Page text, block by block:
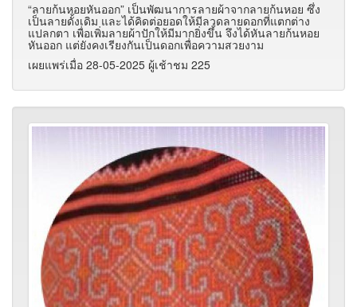
“ลายก้นหอยหันออก” เป็นพัฒนาการลายผ้าจากลายก้นหอย ซึ่ง
เป็นลายดั้งเดิม และได้คิดต่อยอดให้มีลวดลายดอกที่แตกต่าง
แปลกตา เพื่อเพิ่มลายผ้าปักให้มีมากยิ่งขึ้น จึงได้หันลายก้นหอย
หันออก แต่ยังคงเรียงกันเป็นดอกเพื่อความสวยงาม
เผยแพร่เมื่อ 28-05-2025 ผู้เช้าชม 225